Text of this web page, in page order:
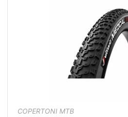
COPERTONI MTB